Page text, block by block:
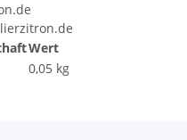
Wert
0,05 kg